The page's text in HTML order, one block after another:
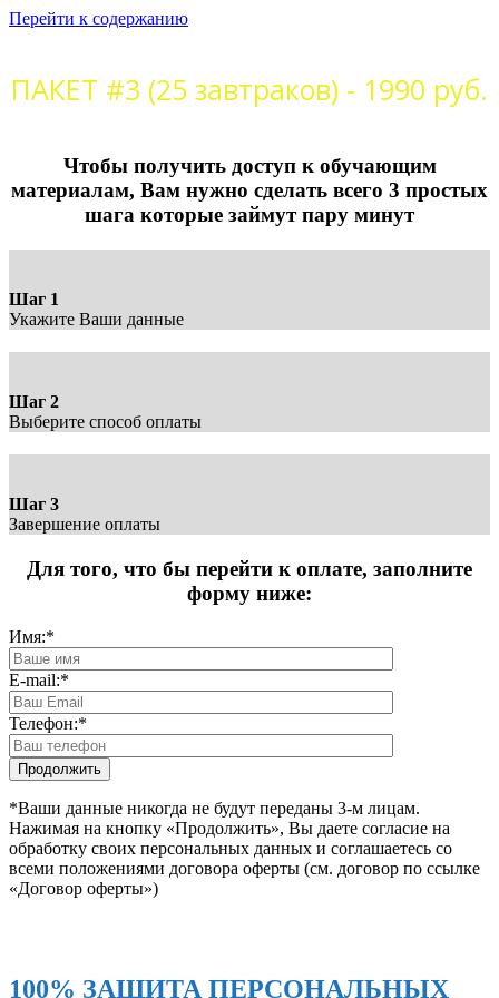
Перейти к содержанию
ПАКЕТ #3 (25 завтраков) - 1990 руб.
Чтобы получить доступ к обучающим
материалам, Вам нужно сделать всего 3 простых
шага которые займут пару минут
Шаг 1
Укажите Ваши данные
Шаг 2
Выберите способ оплаты
Шаг 3
Завершение оплаты
Для того, что бы перейти к оплате, заполните
форму ниже:
Имя:*
E-mail:*
Телефон:*
*Ваши данные никогда не будут переданы 3-м лицам.
Нажимая на кнопку «Продолжить», Вы даете согласие на
обработку своих персональных данных и соглашаетесь со
всеми положениями договора оферты (см. договор по ссылке
«Договор оферты»)
100% ЗАЩИТА ПЕРСОНАЛЬНЫХ